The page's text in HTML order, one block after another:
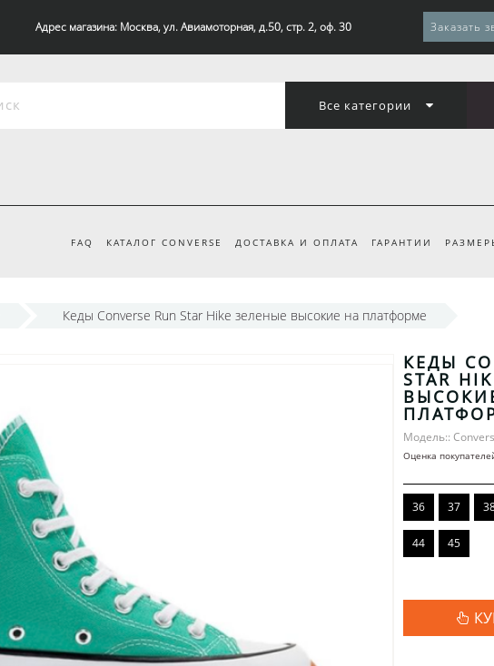
Адрес магазина: Москва, ул. Авиамоторная, д.50, стр. 2, оф. 30 Заказать
Все категории
FAQ КАТАЛОГ CONVERSE ДОСТАВКА И ОПЛАТА ГАРАНТИИ
Кеды Converse Run Star Hike зеленые высокие на платформе
КЕДЫ
STAR
Модель::
Оценка
36 37
44 45